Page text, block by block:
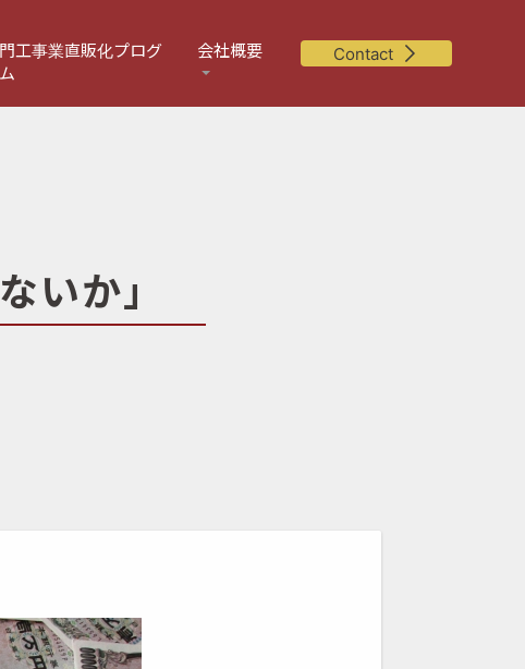
工事業直販化プログ
会社概要 Contact
いか」